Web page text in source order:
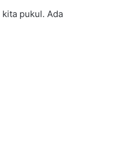
pukul. Ada